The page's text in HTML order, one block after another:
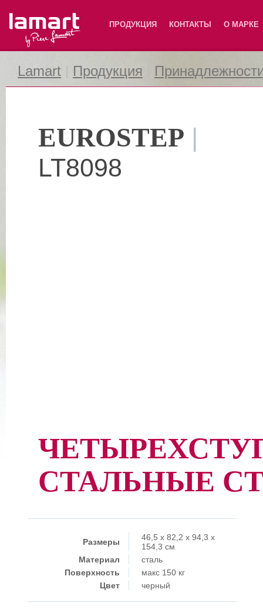
Lamart ПРОДУКЦИЯ КОНТАКТЫ О МАРКЕ
Lamart Продукция
EUROSTEP |
LT8098
СТАЛЬНЫЕ
Размеры
46,5 x 82,2 x 94,3 x
154,3 см
Материал
сталь
Поверхность
макс 150 кг
Цвет
черный